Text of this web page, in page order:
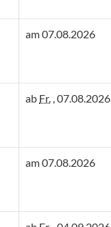
am 07.08.2026
ab Fr. , 07.08.2026
am 07.08.2026